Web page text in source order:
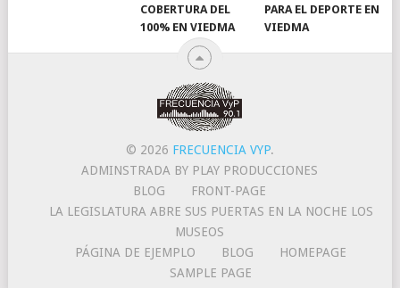
COBERTURA DEL
100% EN VIEDMA
PARA EL DEPORTE EN
VIEDMA
© 2026 FRECUENCIA VYP.
ADMINSTRADA BY PLAY PRODUCCIONES
BLOG
FRONT-PAGE
LA LEGISLATURA ABRE SUS PUERTAS EN LA NOCHE LOS
MUSEOS
PÁGINA DE EJEMPLO
BLOG
HOMEPAGE
SAMPLE PAGE